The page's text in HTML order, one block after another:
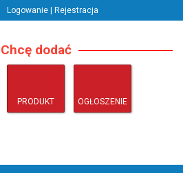
Logowanie | Rejestracja
Chcę dodać
PRODUKT OGŁOSZENIE